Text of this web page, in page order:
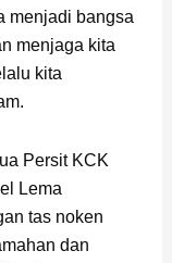
menjadi bangsa
menjaga kita
kita
Persit KCK
Lema
tas noken
dan